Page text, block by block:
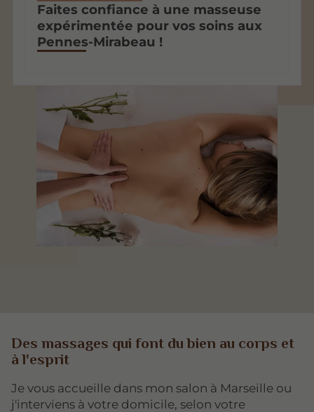
Faites confiance à une masseuse
expérimentée pour vos soins aux
Pennes-Mirabeau !
Des massages qui font du bien au corps et
à l'esprit
Je vous accueille dans mon salon à Marseille ou
j'interviens à votre domicile, selon votre